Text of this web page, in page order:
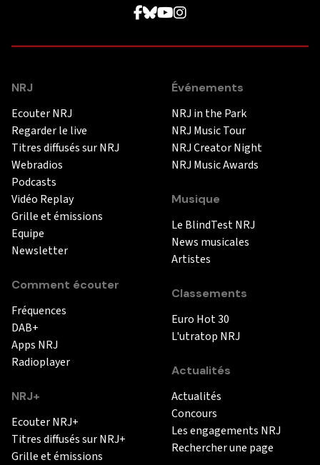
NRJ
Ecouter NRJ
Regarder le live
Titres diffusés sur NRJ
Webradios
Podcasts
Vidéo Replay
Grille et émissions
Equipe
Newsletter
Comment écouter
Fréquences
DAB+
Apps NRJ
Radioplayer
NRJ+
Ecouter NRJ+
Titres diffusés sur NRJ+
Grille et émissions
Événements
NRJ in the Park
NRJ Music Tour
NRJ Creator Night
NRJ Music Awards
Musique
Le BlindTest NRJ
News musicales
Artistes
Classements
Euro Hot 30
L'utratop NRJ
Actualités
Actualités
Concours
Les engagements NRJ
Rechercher une page